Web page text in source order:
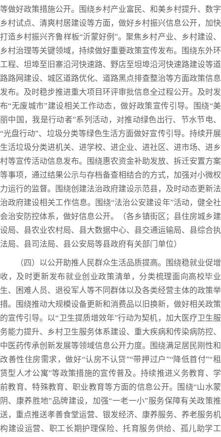
等做好政策措施公开。围绕乡村产业富民、和美乡村提升、数字
乡村试点、清爽村居建设等方面，做好乡村振兴信息公开，加快
打造乡村振兴齐鲁样板“沂蒙好例”。聚焦乡村产业、乡村建设、
乡村治理等关键领域，持续做好重要政策宣传发布。围绕东外环
工程、坦埠至旧寨沿河快速路、野店至坦埠沿河快速路建设等道
路路网建设、城区道路优化、道路黑点排查整治等方面政策信息
发布。及时稳步推进重大项目环评审批信息全过程公开。及时发
布“无废城市”建设相关工作动态，做好政策宣传引导。围绕“美
丽中国，我是行动者”系列活动，对推动绿色出行、节水节电、
“光盘行动”、垃圾分类等绿色生活方面做好宣传引导。持续开展
生活垃圾分类进机关、进学校、进企业、进社区、进市场、进乡
村等宣传活动信息发布。围绕惠农资金补助发放、拆迁安置方案
等事项，通过结果公示与存档备查相结合的方式，加强对小微权
力运行的监督。围绕创建法治政府建设示范县，及时动态更新法
治政府建设相关工作信息。围绕“法治公安建设年”活动，健全社
会治安防控体系，做好信息公开。（各乡镇街区；县住房城乡建
设局、县农业农村局、县大数据中心、县交通运输局、县综合执
法局、县司法局、县公安局等县政府有关部门单位）
（四）以公开助推人民群众生活品质提高。围绕稳就业促增
收，及时更新发布就业创业政策清单，分类梳理面向高校毕业
生、困难人员、退役军人等不同群体以及各类经营主体的政策举
措。围绕推动大规模设备更新和消费品以旧换新，做好相关政策
的宣传引导。以“卫生提质增效年”行动为契机，加大医疗卫生服
务能力提升、乡村卫生服务体系建设、重大疾病和传染病防控、
中医药传承创新发展等领域信息公开力度。围绕满足居民刚性和
改善性住房需求，做好“认房不认贷”“带押过户”“降低首付”“租
赁型人才公寓”等政策措施的宣传普及。持续推进义务教育、学
前教育、特殊教育、职业教育等方面的信息公开。围绕“山水蒙
阴、康养胜地”品牌建设，加强“一老一小”服务保障有关政策推
送，重点推送孝善食堂运营、银发经济、康养服务、养老服务机
构建设运营、职工长期护理保险、托育服务供给、孤儿助学工